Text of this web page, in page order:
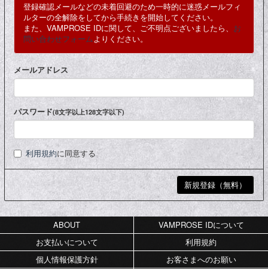
登録確認メールなどの未着回避のため一時的に迷惑メールフィ
ルターの全解除をしてから手続きを開始してください。
また、VAMPROSE IDに関して、ご不明点ございましたら、 お
問い合わせフォームよりください。
メールアドレス
パスワード(8文字以上128文字以下)
利用規約に同意する
ABOUT
VAMPROSE IDについて
お支払いについて
利用規約
個人情報保護方針
お客さまへのお願い